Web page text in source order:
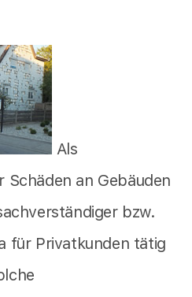
Als
Schäden an Gebäuden
bzw.
für Privatkunden tätig